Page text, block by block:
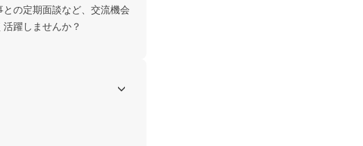
の定期面談など、交流機会
躍しませんか？